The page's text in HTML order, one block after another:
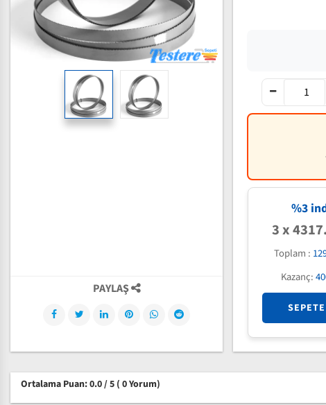
%3
3 x
Toplam :
Kazanç:
PAYLAŞ
Ortalama Puan: 0.0 / 5 ( 0 Yorum)